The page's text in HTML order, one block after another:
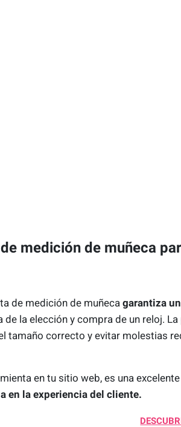
medición de muñeca
de medición de muñeca garantiza
de la elección y compra de un reloj.
tamaño correcto y evitar molestias
en tu sitio web, es una
en la experiencia del cliente.